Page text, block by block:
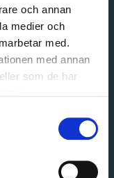
och annan
medier och
med.
med annan
som de har